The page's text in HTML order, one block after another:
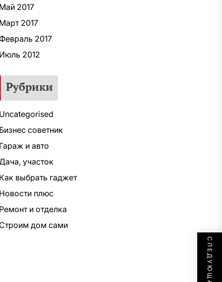
Май 2017
Март 2017
Февраль 2017
Июль 2012
Рубрики
Uncategorised
Бизнес советник
Гараж и авто
участок
Как выбрать гаджет
Новости плюс
Ремонт и отделка
Строим дом сами